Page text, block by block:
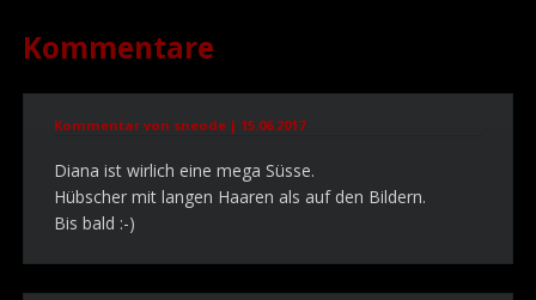
Kommentare
Kommentar von sneode | 15.06.2017
Diana ist wirlich eine mega Süsse.
Hübscher mit langen Haaren als auf den Bildern.
Bis bald :-)